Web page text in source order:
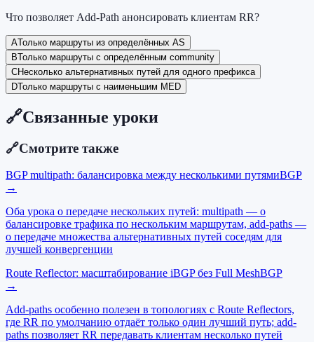
Что позволяет Add-Path анонсировать клиентам RR?
AТолько маршруты из определённых AS
BТолько маршруты с определённым community
CНесколько альтернативных путей для одного префикса
DТолько маршруты с наименьшим MED
🔗Связанные уроки
🔗Смотрите также
BGP multipath: балансировка между несколькими путямиBGP
→
Оба урока о передаче нескольких путей: multipath — о
балансировке трафика по нескольким маршрутам, add-paths —
о передаче множества альтернативных путей соседям для
лучшей конвергенции
Route Reflector: масштабирование iBGP без Full MeshBGP
→
Add-paths особенно полезен в топологиях с Route Reflectors,
где RR по умолчанию отдаёт только один лучший путь; add-
paths позволяет RR передавать клиентам несколько путей